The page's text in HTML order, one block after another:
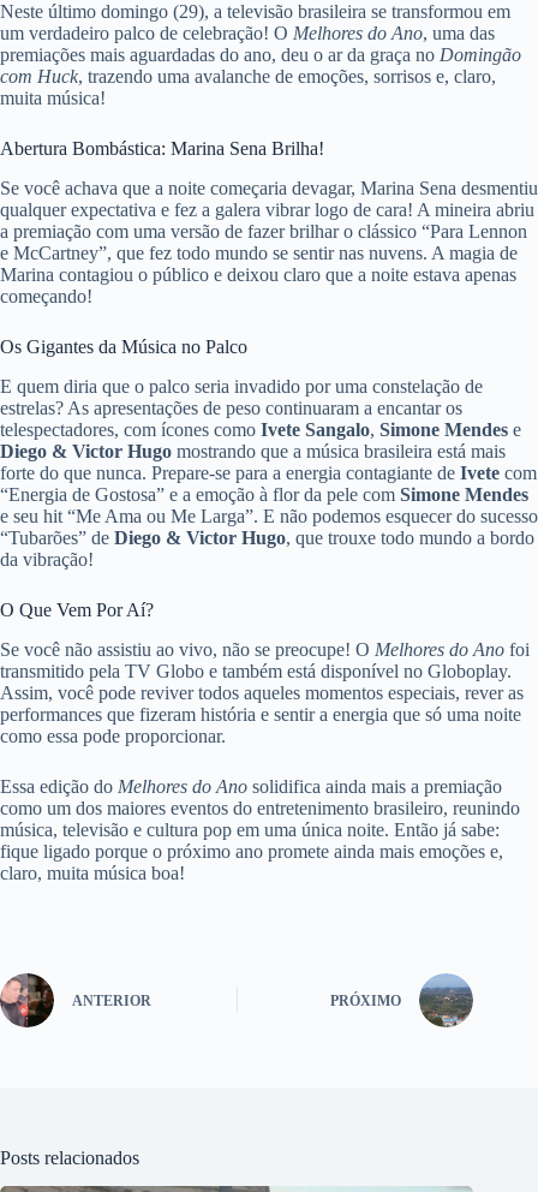
Neste último domingo (29), a televisão brasileira se transformou em
um verdadeiro palco de celebração! O Melhores do Ano, uma das
premiações mais aguardadas do ano, deu o ar da graça no Domingão
com Huck, trazendo uma avalanche de emoções, sorrisos e, claro,
muita música!
Abertura Bombástica: Marina Sena Brilha!
Se você achava que a noite começaria devagar, Marina Sena desmentiu
qualquer expectativa e fez a galera vibrar logo de cara! A mineira abriu
a premiação com uma versão de fazer brilhar o clássico “Para Lennon
e McCartney”, que fez todo mundo se sentir nas nuvens. A magia de
Marina contagiou o público e deixou claro que a noite estava apenas
começando!
Os Gigantes da Música no Palco
E quem diria que o palco seria invadido por uma constelação de
estrelas? As apresentações de peso continuaram a encantar os
telespectadores, com ícones como Ivete Sangalo, Simone Mendes e
Diego & Victor Hugo mostrando que a música brasileira está mais
forte do que nunca. Prepare-se para a energia contagiante de Ivete com
“Energia de Gostosa” e a emoção à flor da pele com Simone Mendes
e seu hit “Me Ama ou Me Larga”. E não podemos esquecer do sucesso
“Tubarões” de Diego & Victor Hugo, que trouxe todo mundo a bordo
da vibração!
O Que Vem Por Aí?
Se você não assistiu ao vivo, não se preocupe! O Melhores do Ano foi
transmitido pela TV Globo e também está disponível no Globoplay.
Assim, você pode reviver todos aqueles momentos especiais, rever as
performances que fizeram história e sentir a energia que só uma noite
como essa pode proporcionar.
Essa edição do Melhores do Ano solidifica ainda mais a premiação
como um dos maiores eventos do entretenimento brasileiro, reunindo
música, televisão e cultura pop em uma única noite. Então já sabe:
fique ligado porque o próximo ano promete ainda mais emoções e,
claro, muita música boa!
ANTERIOR PRÓXIMO
Posts relacionados